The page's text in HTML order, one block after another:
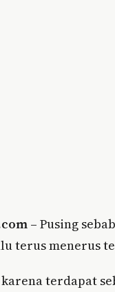
– Pusing
terus menerus
terdapat